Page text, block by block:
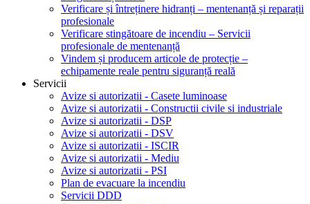
Verificare și întreținere hidranți – mentenanță și reparații
profesionale
Verificare stingătoare de incendiu – Servicii
profesionale de mentenanță
Vindem și producem articole de protecție –
echipamente reale pentru siguranță reală
Servicii
Avize si autorizatii - Casete luminoase
Avize si autorizatii - Constructii civile si industriale
Avize si autorizatii - DSP
Avize si autorizatii - DSV
Avize si autorizatii - ISCIR
Avize si autorizatii - Mediu
Avize si autorizatii - PSI
Plan de evacuare la incendiu
Servicii DDD